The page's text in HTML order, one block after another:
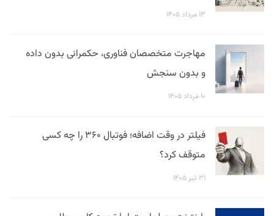
۱۳ مرداد ۱۴۰۵
مهاجرت متخصصان فناوری، حکمرانی بدون داده
و بدون سنجش
۱۰ مرداد ۱۴۰۵
فیلتر در وقت اضافه؛ فوتبال ۳۶۰ را چه کسی
متوقف کرد؟
۳۱ تیر ۱۴۰۵